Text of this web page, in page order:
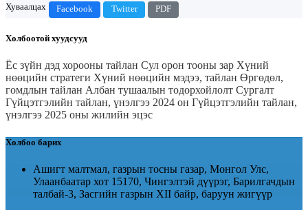
Хуваалцах
Facebook Twitter PDF
Холбоотой хуудсууд
Ёс зүйн дэд хорооны тайлан Сул орон тооны зар Хүний
нөөцийн стратеги Хүний нөөцийн мэдээ, тайлан Өргөдөл,
гомдлын тайлан Албан тушаалын тодорхойлолт Сургалт
Гүйцэтгэлийн тайлан, үнэлгээ 2024 он Гүйцэтгэлийн тайлан,
үнэлгээ 2025 оны жилийн эцэс
Холбоо барих
Ашигт малтмал, газрын тосны газар, Монгол Улс,
Улаанбаатар хот 15170, Чингэлтэй дүүрэг, Барилгачдын
талбай-3, Засгийн газрын XII байр, баруун жигүүр